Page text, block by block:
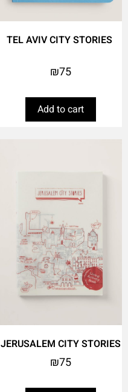
₪75
Add to cart
JERUSALEM CITY STORIES
₪75